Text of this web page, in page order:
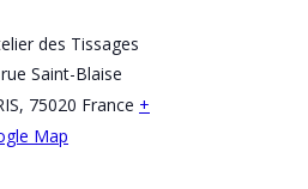
des Tissages
Saint-Blaise
, 75020 France +
Map